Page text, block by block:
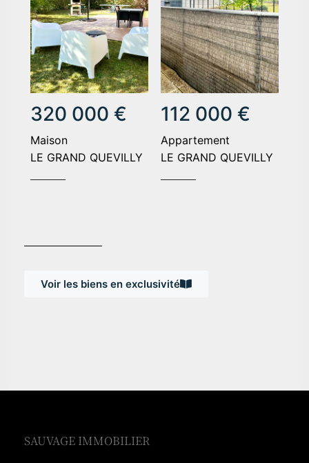
320 000 €
maison
LE GRAND QUEVILLY
112 000 €
appartement
LE GRAND QUEVILLY
Voir les biens en exclusivité
SAUVAGE IMMOBILIER